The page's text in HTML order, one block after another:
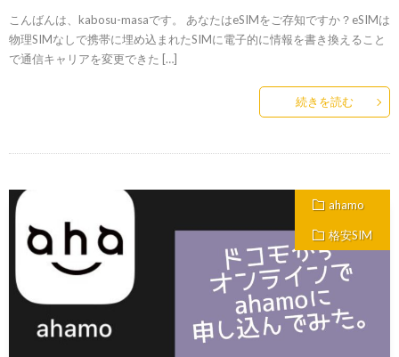
こんばんは、kabosu-masaです。 あなたはeSIMをご存知ですか？eSIMは
物理SIMなしで携帯に埋め込まれたSIMに電子的に情報を書き換えること
で通信キャリアを変更できた […]
続きを読む
ahamo
格安SIM